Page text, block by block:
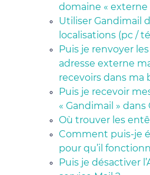
domaine « externe
Utiliser Gandimail
localisations (pc /
Puis je renvoyer
adresse externe
recevoirs dans ma
Puis je recevoir
« Gandimail » dans
Où trouver les
Comment puis-je
pour qu’il
Puis je désactiver